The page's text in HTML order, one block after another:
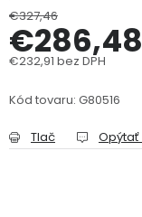
Obchodné
Podmienky
€327,46
€286,48
€232,91 bez DPH
Kód tovaru: G80516
Tlač Opýtať